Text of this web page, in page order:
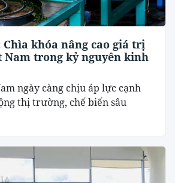
Chìa khóa nâng cao giá trị
Nam trong kỷ nguyên kinh
ngày càng chịu áp lực cạnh
thị trường, chế biến sâu